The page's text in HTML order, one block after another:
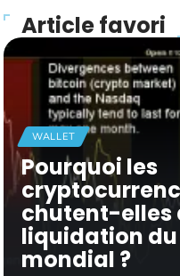
Article favori
WALLET
Pourquoi les
chutent-elles
liquidation
mondial ?